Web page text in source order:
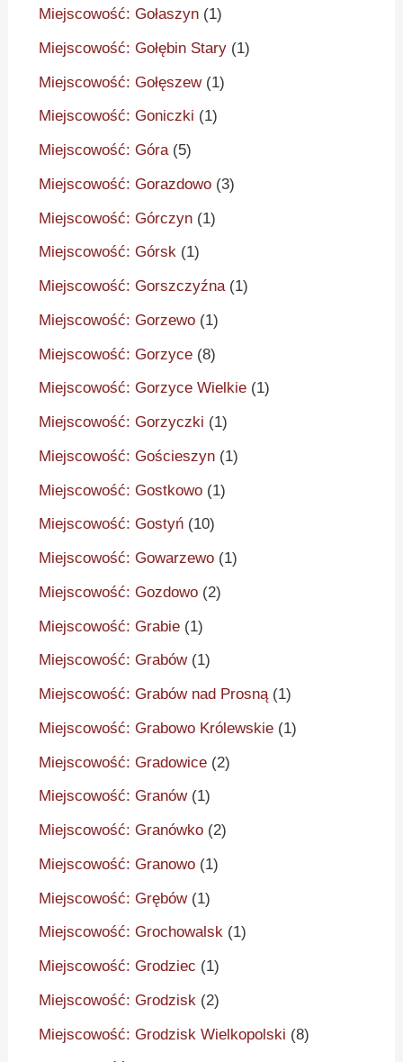
Miejscowość: Gołaszyn (1)
Miejscowość: Gołębin Stary (1)
Miejscowość: Gołęszew(1)
Miejscowość: Goniczki (1)
Miejscowość: Góra(5)
Miejscowość: Gorazdowo (3)
Miejscowość: Górczyn (1)
Miejscowość: Górsk (1)
Miejscowość: Gorszczyźna(1)
Miejscowość: Gorzewo (1)
Miejscowość: Gorzyce (8)
Miejscowość: Gorzyce Wielkie (1)
Miejscowość: Gorzyczki (1)
Miejscowość: Gościeszyn (1)
Miejscowość: Gostkowo (1)
Miejscowość: Gostyń (10)
Miejscowość: Gowarzewo (1)
Miejscowość: Gozdowo (2)
Miejscowość: Grabie (1)
Miejscowość: Grabów(1)
Miejscowość: Grabów nad Prosną(1)
Miejscowość: Grabowo Królewskie (1)
Miejscowość: Gradowice (2)
Miejscowość: Granów(1)
Miejscowość: Granówko (2)
Miejscowość: Granowo (1)
Miejscowość: Grębów(1)
Miejscowość: Grochowalsk (1)
Miejscowość: Grodziec (1)
Miejscowość: Grodzisk (2)
Miejscowość: Grodzisk Wielkopolski (8)